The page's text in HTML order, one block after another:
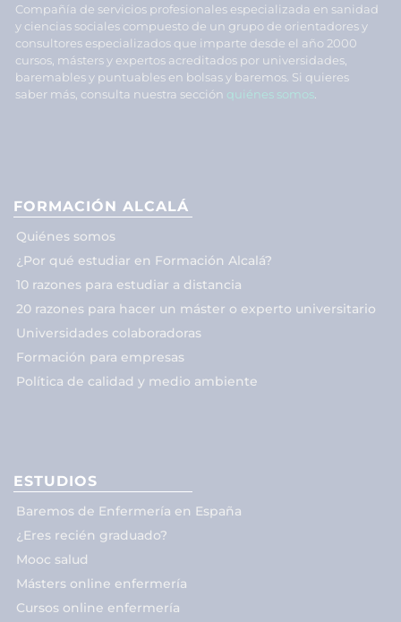
Compañía de servicios profesionales especializada en sanidad
y ciencias sociales compuesto de un grupo de orientadores y
consultores especializados que imparte desde el año 2000
cursos, másters y expertos acreditados por universidades,
baremables y puntuables en bolsas y baremos. Si quieres
saber más, consulta nuestra sección quiénes somos
FORMACIÓN ALCALÁ
Quiénes somos
¿Por qué estudiar en Formación Alcalá?
10 razones para estudiar a distancia
20 razones para hacer un máster o experto universitario
Universidades colaboradoras
Formación para empresas
Política de calidad y medio ambiente
ESTUDIOS
Baremos de Enfermería en España
¿Eres recién graduado?
Mooc salud
Másters online enfermería
Cursos online enfermería